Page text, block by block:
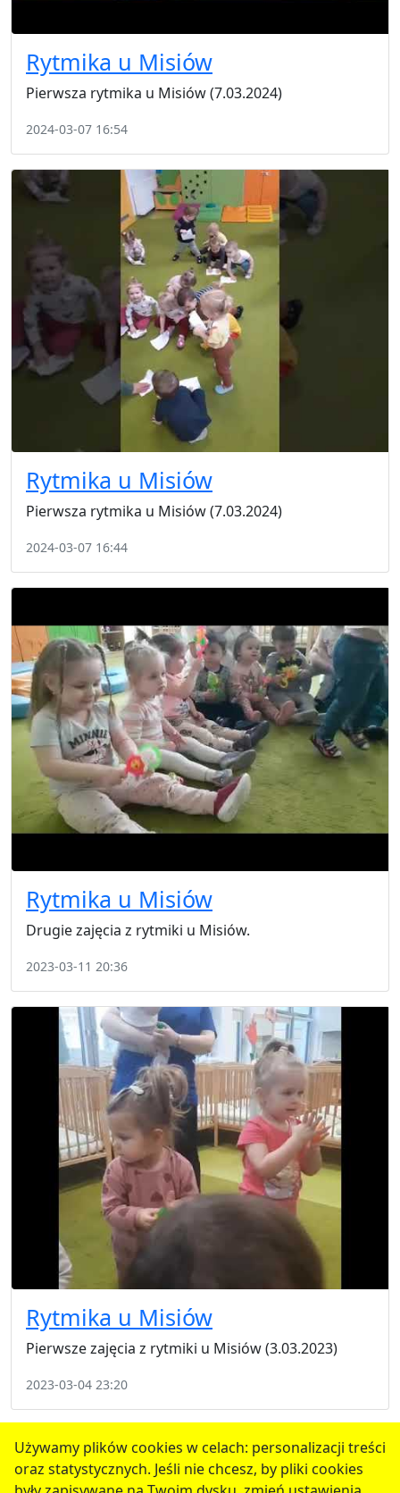
Używamy plików cookies w celach: personalizacji treści
oraz statystycznych. Jeśli nie chcesz, by pliki cookies
Rytmika u Misiów
Pierwsza rytmika u Misiów (7.03.2024)
2024-03-07 16:54
Rytmika u Misiów
Pierwsza rytmika u Misiów (7.03.2024)
2024-03-07 16:44
Rytmika u Misiów
Drugie zajęcia z rytmiki u Misiów.
2023-03-11 20:36
Rytmika u Misiów
Pierwsze zajęcia z rytmiki u Misiów (3.03.2023)
2023-03-04 23:20
1 2 3 4 5 następne
serwis jest częścią portalu miejskiegowww.chojnow.eu